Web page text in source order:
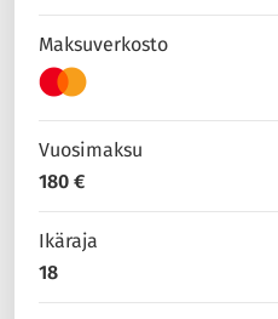
Maksuverkosto
Vuosimaksu
180 €
Ikäraja
18